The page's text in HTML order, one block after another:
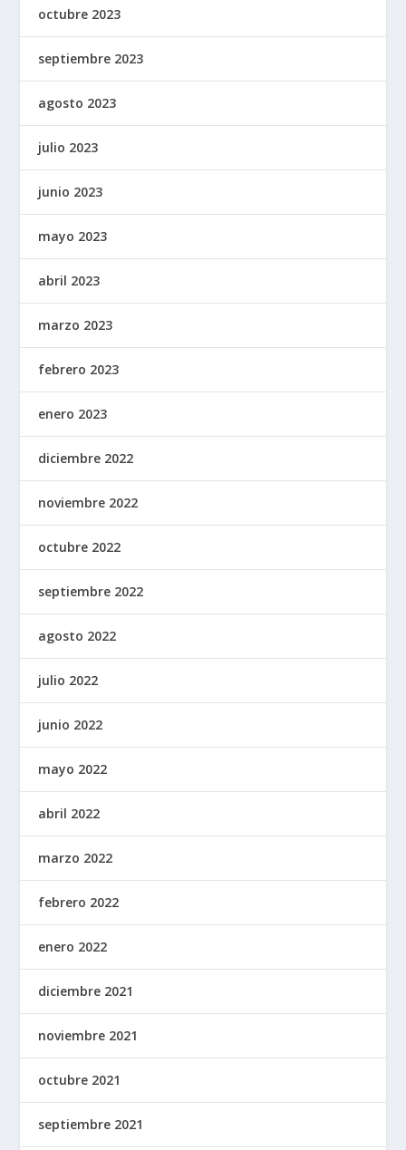
octubre 2023
septiembre 2023
agosto 2023
julio 2023
junio 2023
mayo 2023
abril 2023
marzo 2023
febrero 2023
enero 2023
diciembre 2022
noviembre 2022
octubre 2022
septiembre 2022
agosto 2022
julio 2022
junio 2022
mayo 2022
abril 2022
marzo 2022
febrero 2022
enero 2022
diciembre 2021
noviembre 2021
octubre 2021
septiembre 2021